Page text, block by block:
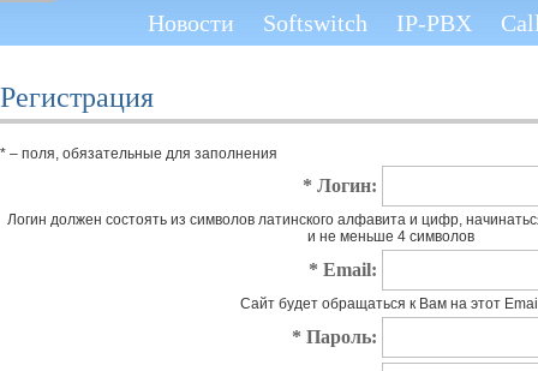
Новости Softswitch IP-PBX
Регистрация
* – поля, обязательные для заполнения
* Логин:
Логин должен состоять из символов латинского алфавита и цифр,
и не меньше 4 символов
* Email:
Сайт будет обращаться к Вам на этот
* Пароль: